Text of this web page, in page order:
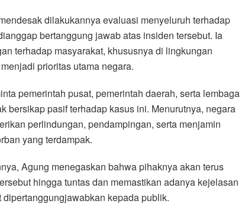
dilakukannya evaluasi menyeluruh terhadap
bertanggung jawab atas insiden tersebut. Ia
terhadap masyarakat, khususnya di lingkungan
prioritas utama negara.
pemerintah pusat, pemerintah daerah, serta lembaga
bersikap pasif terhadap kasus ini. Menurutnya, negara
perlindungan, pendampingan, serta menjamin
yang terdampak.
Agung menegaskan bahwa pihaknya akan terus
hingga tuntas dan memastikan adanya kejelasan
dipertanggungjawabkan kepada publik.